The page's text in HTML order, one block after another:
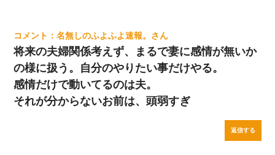
名無しのふよふよ速報。
将来の夫婦関係考えず、まるで妻に感情が無いか
の様に扱う。自分のやりたい事だけやる。
感情だけで動いてるのは夫。
それが分からないお前は、頭弱すぎ
返信する